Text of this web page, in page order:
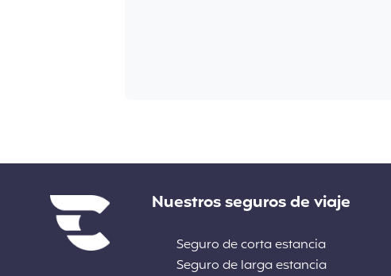
Enlaces Nuestros seguros de viaje
Seguro de corta estancia
Seguro de larga estancia